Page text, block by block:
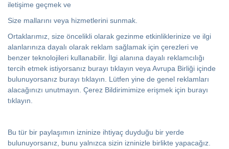
iletişime geçmek ve
Size mallarını veya hizmetlerini sunmak.
Ortaklarımız, size öncelikli olarak gezinme etkinliklerinize ve ilgi
alanlarınıza dayalı olarak reklam sağlamak için çerezleri ve
benzer teknolojileri kullanabilir. İlgi alanına dayalı reklamcılığı
tercih etmek istiyorsanız burayı tıklayın veya Avrupa Birliği içinde
bulunuyorsanız burayı tıklayın. Lütfen yine de genel reklamları
alacağınızı unutmayın. Çerez Bildirimimize erişmek için burayı
tıklayın.
Bu tür bir paylaşımın izninize ihtiyaç duyduğu bir yerde
bulunuyorsanız, bunu yalnızca sizin izninizle birlikte yapacağız.